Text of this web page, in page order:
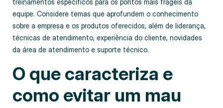
treinamentos específicos para os pontos mais frágeis da
equipe. Considere temas que aprofundem o conhecimento
sobre a empresa e os produtos oferecidos, além de liderança,
técnicas de atendimento, experiência do cliente, novidades
da área de atendimento e suporte técnico.
O que caracteriza e
como evitar um mau